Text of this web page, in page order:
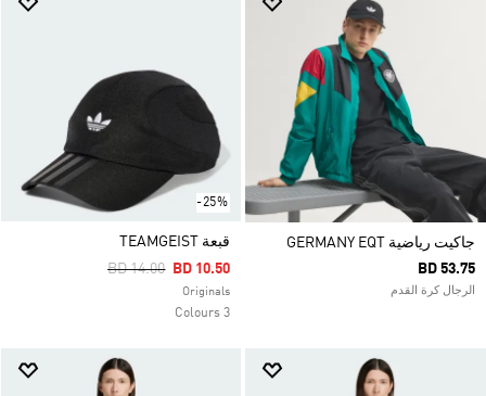
جاكيت رياضية GERMANY EQT
BD 53.75
الرجال كرة القدم
-25%
قبعة TEAMGEIST
Price Reduced From
BD 14.00ToBD 10.50
Originals
3 Colours